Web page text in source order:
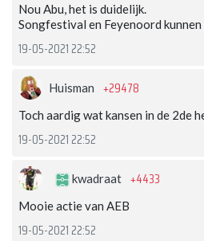
Nou Abu, het is duidelijk.
Songfestival en Feyenoord
19-05-2021 22:52
Huisman +29478
Toch aardig wat kansen in de 2de
19-05-2021 22:52
kwadraat +4433
Mooie actie van AEB
19-05-2021 22:52